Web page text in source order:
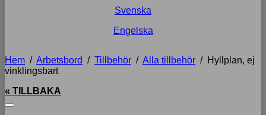
Svenska
Engelska
Hem / Arbetsbord / Tillbehör / Alla tillbehör / Hyllplan, ej
vinklingsbart
« TILLBAKA